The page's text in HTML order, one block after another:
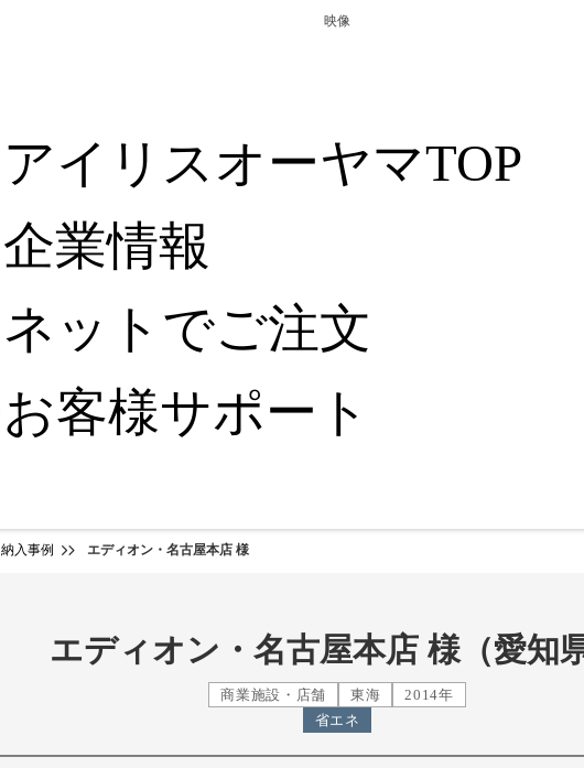
アイリスオーヤマTOP
企業情報
ネットでご注文
お客様サポート
映像
納入事例 エディオン・名古屋本店 様
エディオン・名古屋本店 様（愛知
商業施設・店舗 東海
2014年
省エネ